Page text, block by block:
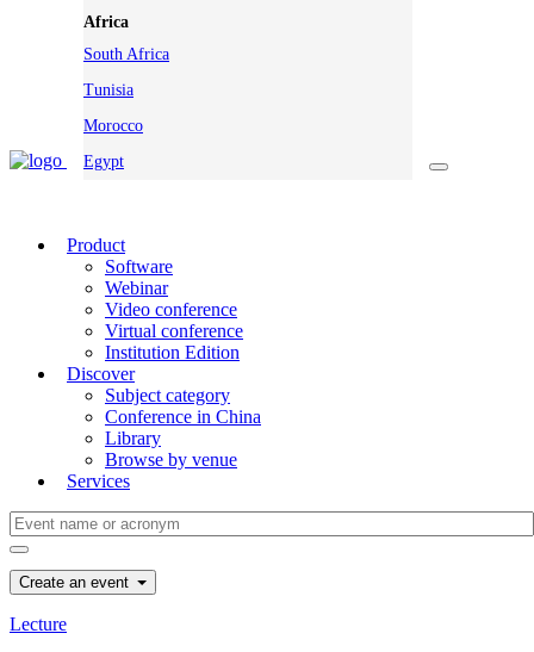
Africa
South Africa
Tunisia
Morocco
Egypt
Product
Software
Webinar
Video conference
Virtual conference
Institution Edition
Discover
Subject category
Conference in China
Library
Browse by venue
Services
Create an event
Lecture